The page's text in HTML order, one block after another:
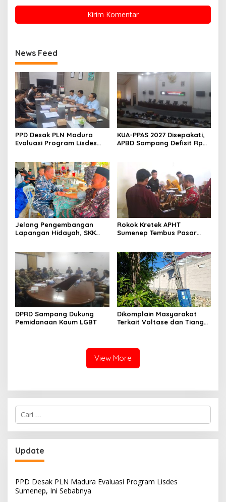
News Feed
PPD Desak PLN Madura
Evaluasi Program Lisdes
KUA-PPAS 2027 Disepakati,
APBD Sampang Defisit Rp
Jelang Pengembangan
Lapangan Hidayah, SKK
Nelayan Sampang
Rokok Kretek APHT
Sumenep Tembus Pasar
DPRD Sampang Dukung
Pemidanaan Kaum LGBT
Dikomplain Masyarakat
Terkait Voltase dan Tiang
View More
Cari
untuk:
Update
PPD Desak PLN Madura Evaluasi Program Lisdes
Sumenep, Ini Sebabnya